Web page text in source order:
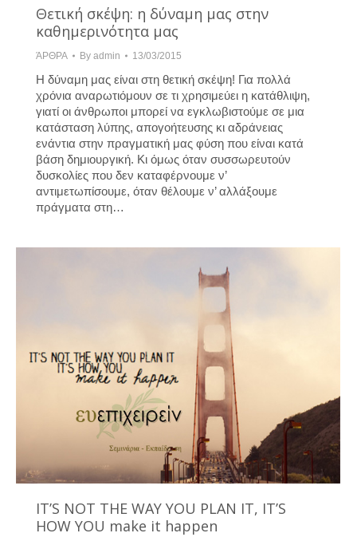
Θετική σκέψη: η δύναμη μας στην
καθημερινότητα μας
ΆΡΘΡΑ By admin 13/03/2015
Η δύναμη μας είναι στη θετική σκέψη! Για πολλά
χρόνια αναρωτιόμουν σε τι χρησιμεύει η κατάθλιψη,
γιατί οι άνθρωποι μπορεί να εγκλωβιστούμε σε μια
κατάσταση λύπης, απογοήτευσης κι αδράνειας
ενάντια στην πραγματική μας φύση που είναι κατά
βάση δημιουργική. Κι όμως όταν συσσωρευτούν
δυσκολίες που δεν καταφέρνουμε ν’
αντιμετωπίσουμε, όταν θέλουμε ν’ αλλάξουμε
πράγματα στη…
IT’S NOT THE WAY YOU PLAN IT, IT’S
HOW YOU make it happen